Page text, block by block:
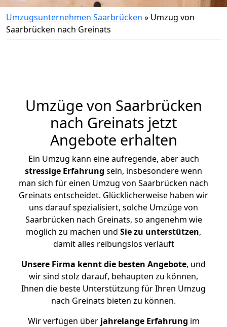
Umzugsunternehmen Saarbrücken » Umzug von
Saarbrücken nach Greinats
Umzüge von Saarbrücken
nach Greinats jetzt
Angebote erhalten
Ein Umzug kann eine aufregende, aber auch
stressige Erfahrung sein, insbesondere wenn
man sich für einen Umzug von Saarbrücken nach
Greinats entscheidet. Glücklicherweise haben wir
uns darauf spezialisiert, solche Umzüge von
Saarbrücken nach Greinats, so angenehm wie
möglich zu machen und Sie zu unterstützen,
damit alles reibungslos verläuft
Unsere Firma kennt die besten Angebote, und
wir sind stolz darauf, behaupten zu können,
Ihnen die beste Unterstützung für Ihren Umzug
nach Greinats bieten zu können.
Wir verfügen überjahrelange Erfahrung im